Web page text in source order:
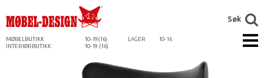
MØBELBUTIKK 10-19(16) LAGER
10-16
INTERIØRBUTIKK
10-19 (16)
Søk